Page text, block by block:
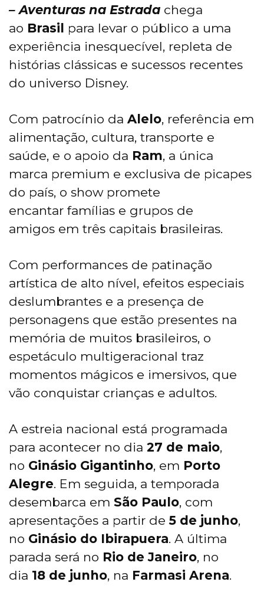
– Aventuras na Estrada chega
ao Brasil para levar o público a uma
experiência inesquecível, repleta de
histórias clássicas e sucessos recentes
do universo Disney.
Com patrocínio da Alelo, referência em
alimentação, cultura, transporte e
saúde, e o apoio da Ram, a única
marca premium e exclusiva de picapes
do país, o show promete
encantar famílias e grupos de
amigos em três capitais brasileiras.
Com performances de patinação
artística de alto nível, efeitos especiais
deslumbrantes e a presença de
personagens que estão presentes na
memória de muitos brasileiros, o
espetáculo multigeracional traz
momentos mágicos e imersivos, que
vão conquistar crianças e adultos.
A estreia nacional está programada
para acontecer no dia 27 de maio,
no Ginásio Gigantinho, em Porto
Alegre. Em seguida, a temporada
desembarca em São Paulo, com
apresentações a partir de5 de junho,
no Ginásio do Ibirapuera. A última
parada será no Rio de Janeiro, no
dia 18 de junho, na Farmasi Arena.